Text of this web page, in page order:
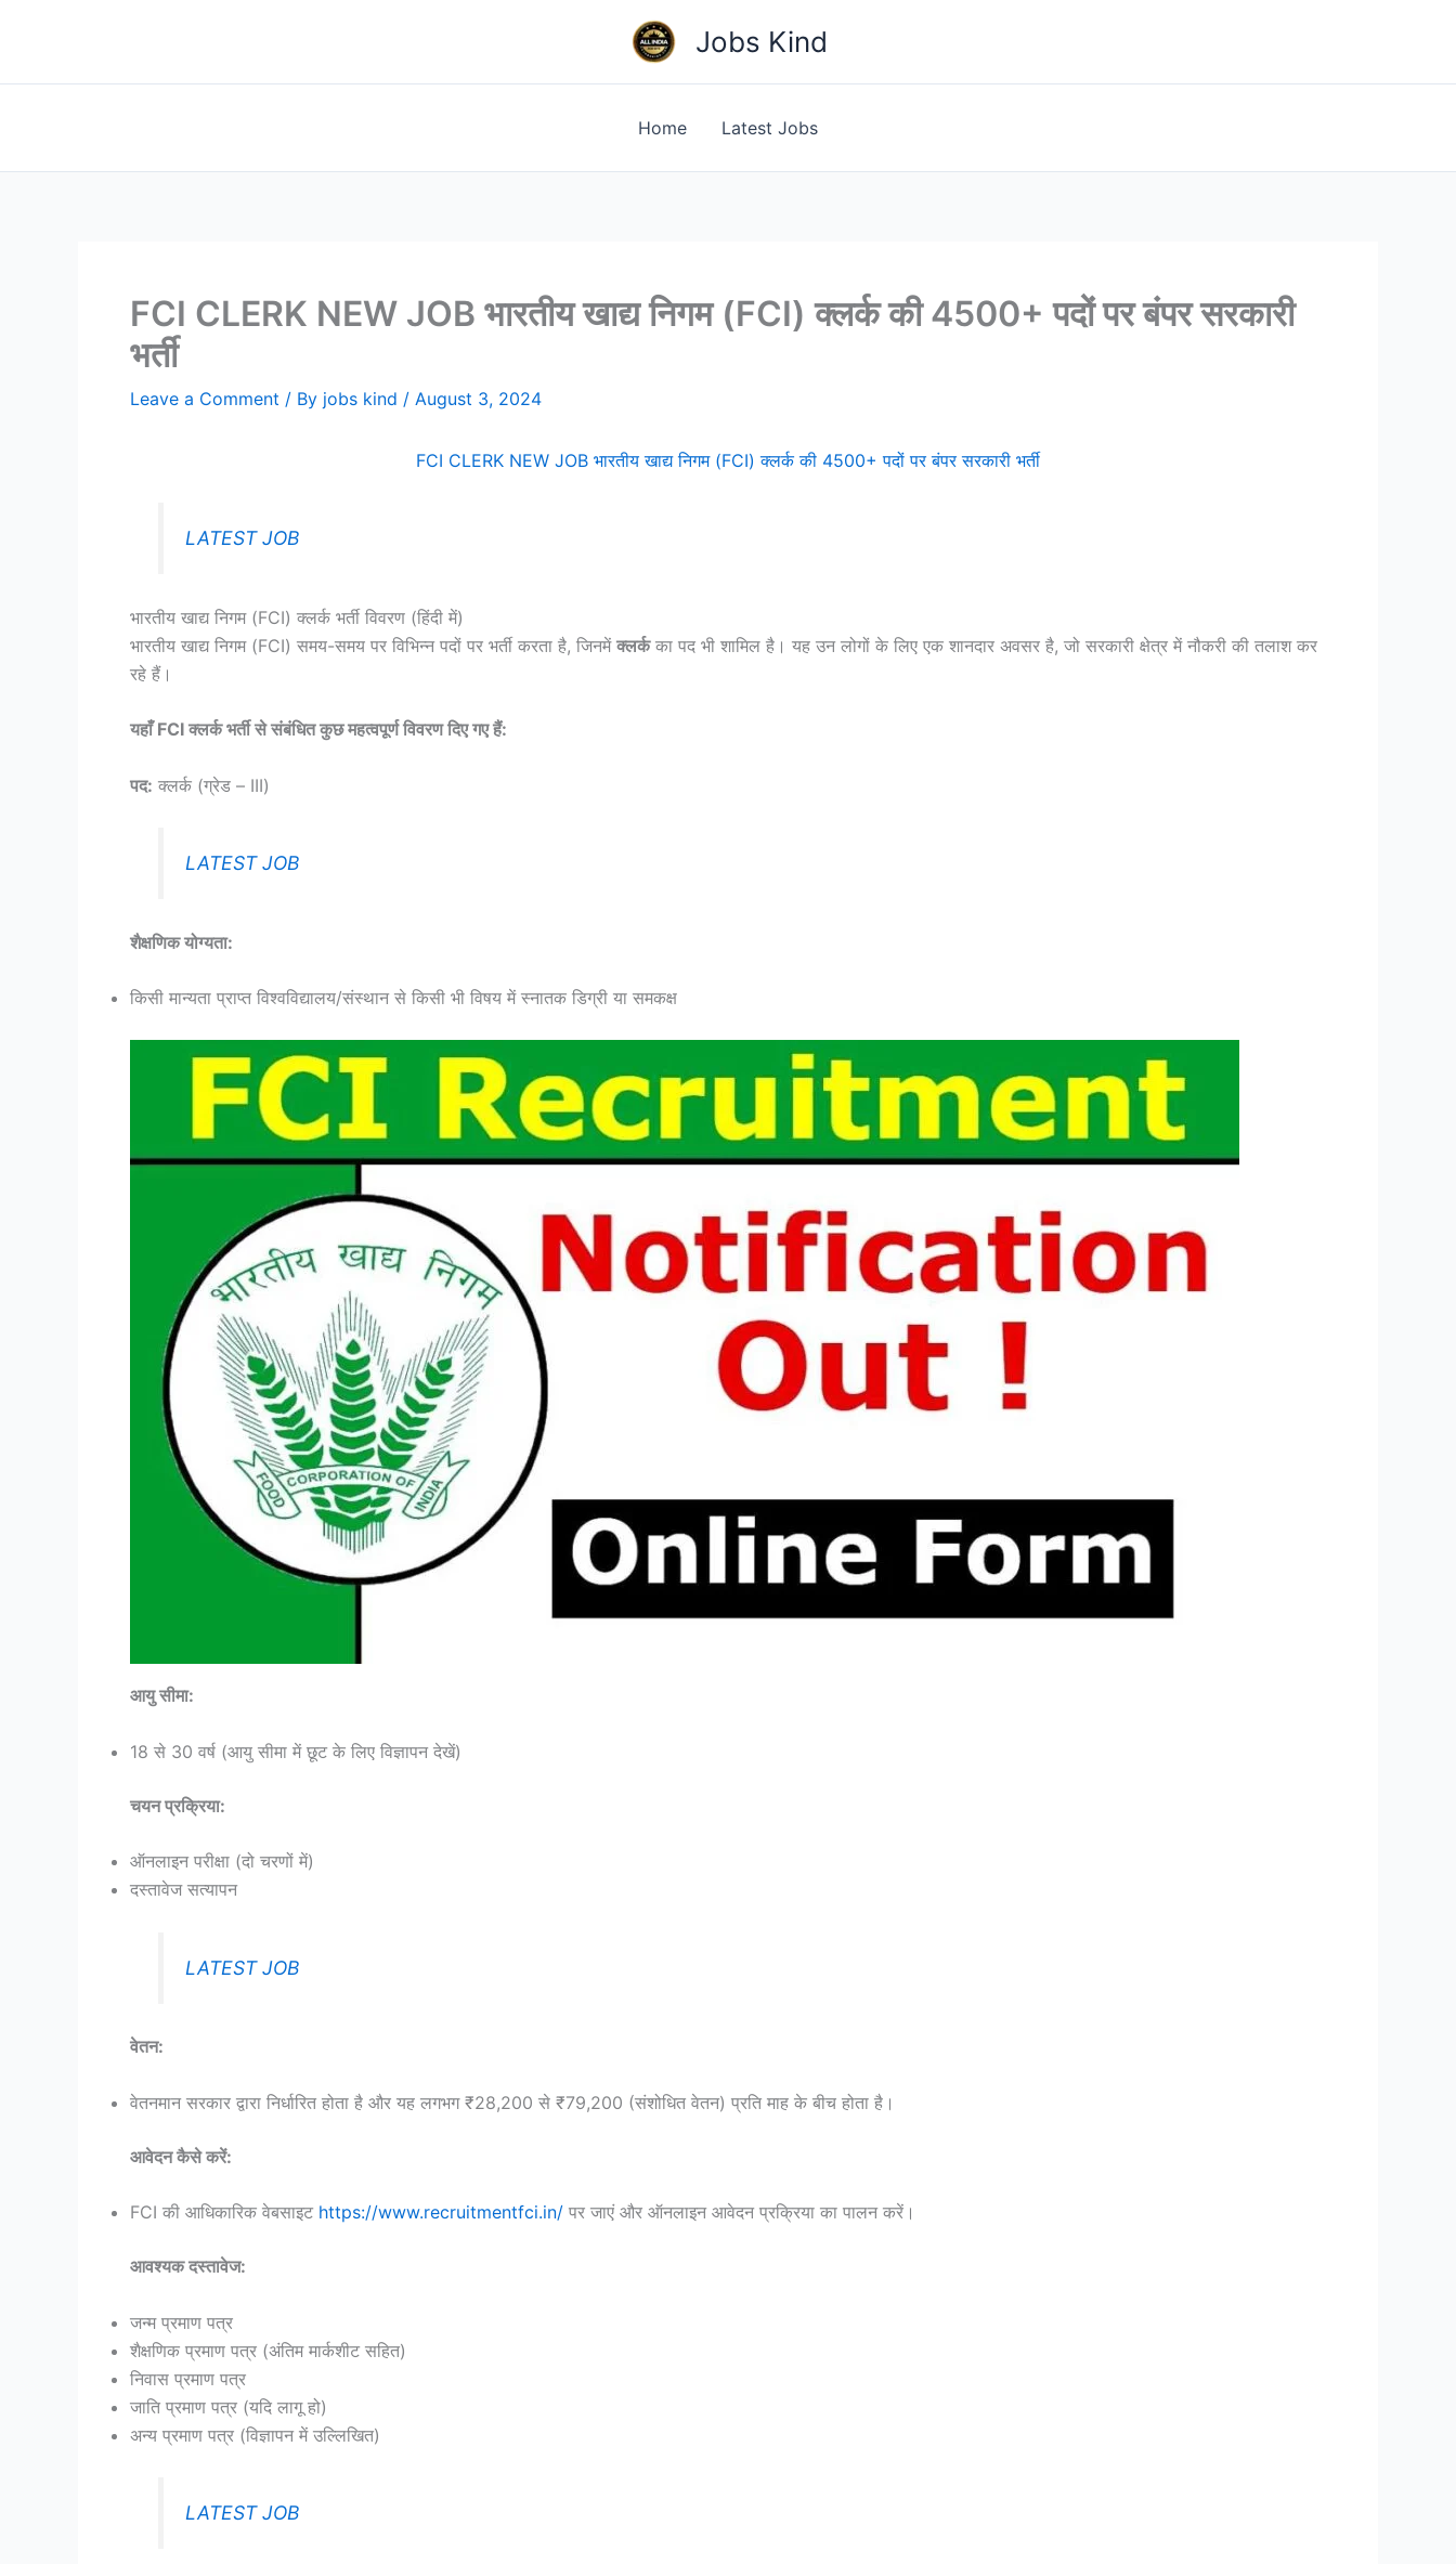
Jobs Kind
Home Latest Jobs
FCI CLERK NEW JOB भारतीय खाद्य निगम (FCI) क्लर्क की 4500+ पदों पर बंपर सरकारी
भर्ती
Leave a Comment / By jobs kind / August 3, 2024
FCI CLERK NEW JOB भारतीय खाद्य निगम (FCI) क्लर्क की 4500+ पदों पर बंपर सरकारी भर्ती
LATEST JOB
भारतीय खाद्य निगम (FCI) क्लर्क भर्ती विवरण (हिंदी में)
भारतीय खाद्य निगम (FCI) समय-समय पर विभिन्न पदों पर भर्ती करता है, जिनमें क्लर्कका पद भी शामिल है। यह उन लोगों के लिए एक शानदार अवसर है, जो सरकारी क्षेत्र में नौकरी की तलाश कर
रहे हैं।
यहाँ FCI क्लर्क भर्ती से संबंधित कुछ महत्वपूर्ण विवरण दिए गए हैं:
पद: क्लर्क (ग्रेड – III)
LATEST JOB
शैक्षणिक योग्यता:
किसी मान्यता प्राप्त विश्वविद्यालय/संस्थान से किसी भी विषय में स्नातक डिग्री या समकक्ष
आयु सीमा:
18 से 30 वर्ष (आयु सीमा में छूट के लिए विज्ञापन देखें)
चयन प्रक्रिया:
ऑनलाइन परीक्षा (दो चरणों में)
दस्तावेज सत्यापन
LATEST JOB
वेतन:
वेतनमान सरकार द्वारा निर्धारित होता है और यह लगभग ₹28,200 से ₹79,200 (संशोधित वेतन) प्रति माह के बीच होता है।
आवेदन कैसे करें:
FCI की आधिकारिक वेबसाइट https://www.recruitmentfci.in/ पर जाएं और ऑनलाइन आवेदन प्रक्रिया का पालन करें।
आवश्यक दस्तावेज:
जन्म प्रमाण पत्र
शैक्षणिक प्रमाण पत्र (अंतिम मार्कशीट सहित)
निवास प्रमाण पत्र
जाति प्रमाण पत्र (यदि लागू हो)
अन्य प्रमाण पत्र (विज्ञापन में उल्लिखित)
LATEST JOB